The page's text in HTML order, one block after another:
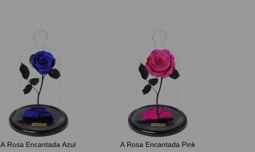
A Rosa Encantada Azul A Rosa Encantada Pink